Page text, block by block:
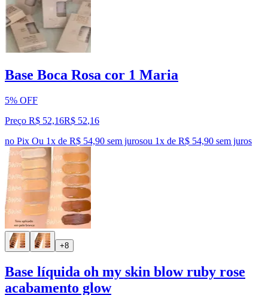
Base Boca Rosa cor 1 Maria
5% OFF
Preço R$ 52,16R$ 52,16
no Pix Ou 1x de R$ 54,90 sem jurosou 1x de R$ 54,90 sem juros
+8
Base líquida oh my skin blow ruby rose
acabamento glow